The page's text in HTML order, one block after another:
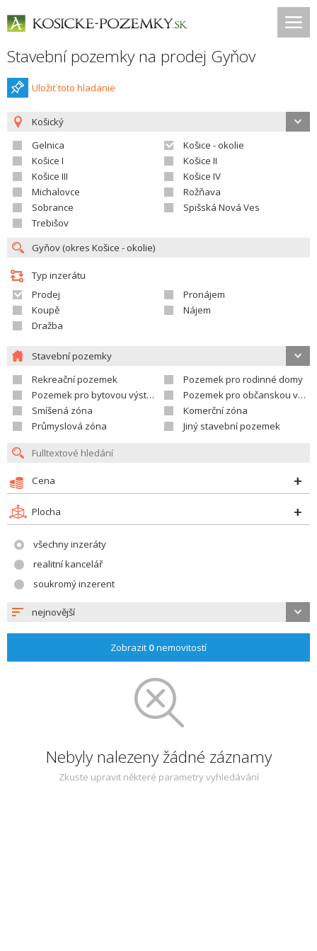
Stavební pozemky na prodej Gyňov
Uložiť toto hladanie
Košický
Gelnica
Košice - okolie
Košice I
Košice II
Košice III
Košice IV
Michalovce
Rožňava
Sobrance
Spišská Nová Ves
Trebišov
Typ inzerátu
Prodej
Pronájem
Koupě
Nájem
Dražba
Stavební pozemky
Rekreační pozemek
Pozemek pro rodinné domy
Pozemek pro bytovou výstavbu
Pozemek pro občanskou vybavenost
Smíšená zóna
Komerční zóna
Průmyslová zóna
Jiný stavební pozemek
Cena
Plocha
všechny inzeráty
realitní kancelář
soukromý inzerent
nejnovější
Zobrazit 0nemovitostí
Nebyly nalezeny žádné záznamy
Zkuste upravit některé parametry vyhledávání